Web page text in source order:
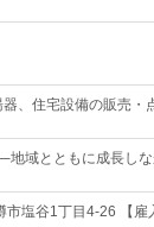
、住宅設備の販売・
地域とともに成長し
塩谷1丁目4-26 【雇